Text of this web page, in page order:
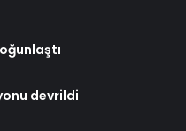
devrildi